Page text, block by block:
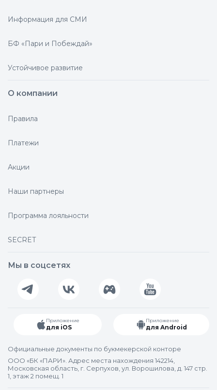
Информация для СМИ
БФ «Пари и Побеждай»
Устойчивое развитие
О компании
Правила
Платежи
Акции
Наши партнеры
Программа лояльности
SECRET
Мы в соцсетях
Приложение
для iOS
Приложение
для Android
Официальные документы по букмекерской конторе
ООО «БК «ПАРИ». Адрес места нахождения 142214,
Московская область, г. Серпухов, ул. Ворошилова, д. 147 стр.
1, этаж 2 помещ. 1